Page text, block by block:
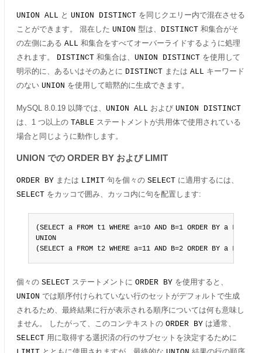
UNION ALL と UNION DISTINCT を同じクエリー内で混在させる
ことができます。 混在した UNION 型は、 DISTINCT 和集合がそ
の左側にある ALL 和集合をすべてオーバーライドするように処理
されます。 DISTINCT 和集合は、 UNION DISTINCT を使用して
明示的に、あるいはそのあとに DISTINCT または ALL キーワード
のない UNION を使用して暗黙的に生成できます。
MySQL 8.0.19 以降では、 UNION ALL および UNION DISTINCT
は、1 つ以上の TABLE ステートメントが共用体で使用されている
場合と同じように動作します。
UNION での ORDER BY および LIMIT
ORDER BY または LIMIT 句を個々の SELECT に適用するには、
SELECT をカッコで囲み、カッコ内に句を配置します:
(SELECT a FROM t1 WHERE a=10 AND B=1 ORDER BY a LIMIT
UNION
(SELECT a FROM t2 WHERE a=11 AND B=2 ORDER BY a LIMIT
個々の SELECT ステートメントに ORDER BY を使用すると、
UNION では順序付けられていない行のセットがデフォルトで生成
されるため、最終結果に行が表示される順序については何も意味し
ません。 したがって、このコンテキストの ORDER BY は通常、
SELECT 用に取得する選択済の行のサブセットを決定するために